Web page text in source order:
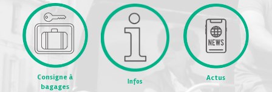
Consigne à
bagages
Infos Actus